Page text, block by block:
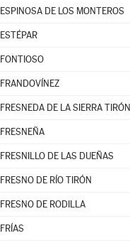
ESPINOSA DE LOS MONTEROS
ESTÉPAR
FONTIOSO
FRANDOVÍNEZ
FRESNEDA DE LA SIERRA TIRÓN
FRESNEÑA
FRESNILLO DE LAS DUEÑAS
FRESNO DE RÍO TIRÓN
FRESNO DE RODILLA
FRÍAS